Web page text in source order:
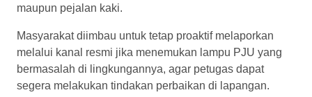
maupun pejalan kaki.
Masyarakat diimbau untuk tetap proaktif melaporkan
melalui kanal resmi jika menemukan lampu PJU yang
bermasalah di lingkungannya, agar petugas dapat
segera melakukan tindakan perbaikan di lapangan.